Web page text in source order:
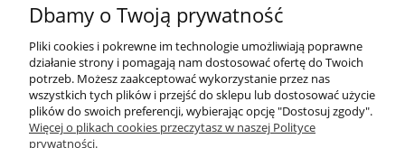
Pomoc
Dbamy o Twoją prywatność
Pliki cookies i pokrewne im technologie umożliwiają poprawne
działanie strony i pomagają nam dostosować ofertę do Twoich
potrzeb. Możesz zaakceptować wykorzystanie przez nas
wszystkich tych plików i przejść do sklepu lub dostosować użycie
plików do swoich preferencji, wybierając opcję "Dostosuj zgody".
Więcej o plikach cookies przeczytasz w naszej Polityce
prywatności.